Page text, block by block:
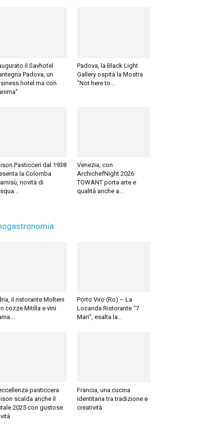
il Savhotel
Padova, un
hotel ma con
Padova, la Black Light
Gallery ospita la Mostra
“Not here to...
Pasticceri dal 1938
la Colomba
novità di
Venezia, con
ArchichefNight 2026
TOWANT porta arte e
qualità anche a...
il ristorante Molteni
cozze Mitilla e vini
Porto Viro (Ro) – La
Locanda Ristorante “7
Mari”, esalta la...
pasticcera
scalda anche il
2025 con gustose
Francia, una cucina
identitaria tra tradizione e
creatività